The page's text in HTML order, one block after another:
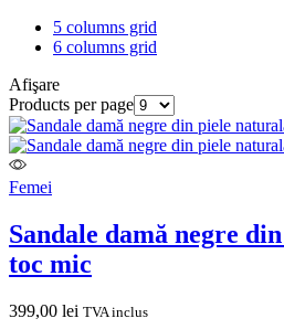
5 columns grid
6 columns grid
Afişare
Products per page
Femei
Sandale damă negre
toc mic
399,00 lei TVA inclus